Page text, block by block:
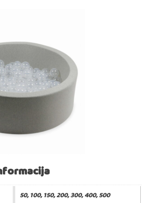
50, 100, 150, 200, 300, 400, 500